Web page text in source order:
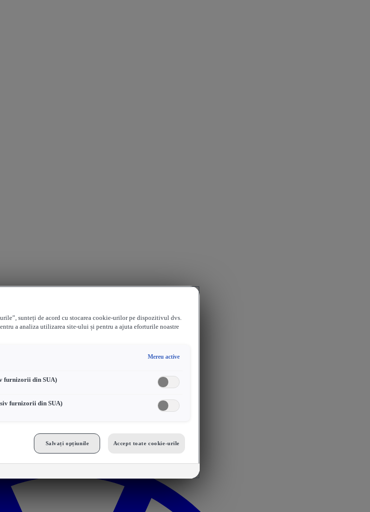
sunteți de acord cu stocarea cookie-urilor pe dispozitivul dvs.
a analiza utilizarea site-ului și pentru a ajuta eforturile noastre
Mereu active
furnizorii din SUA)
furnizorii din SUA)
Salvați opțiunile Accept toate cookie-urile